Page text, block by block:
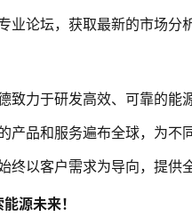
业论坛，获取最新的市场分
致力于研发高效、可靠的能
产品和服务遍布全球，为不
终以客户需求为导向，提供
源未来！